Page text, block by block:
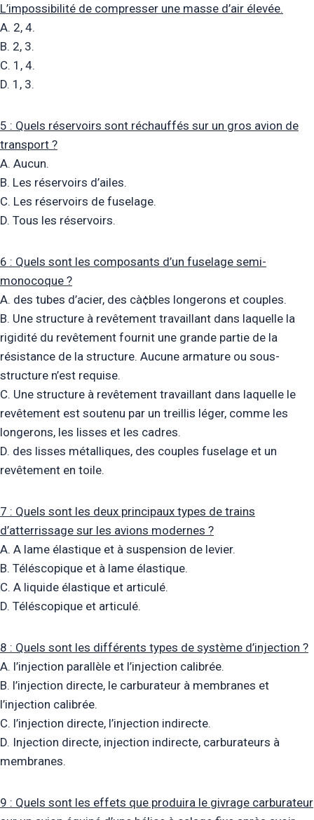
L’impossibilité de compresser une masse d’air élevée.
A. 2, 4.
B. 2, 3.
C. 1, 4.
D. 1, 3.
5 : Quels réservoirs sont réchauffés sur un gros avion de
transport ?
A. Aucun.
B. Les réservoirs d’ailes.
C. Les réservoirs de fuselage.
D. Tous les réservoirs.
6 : Quels sont les composants d’un fuselage semi-
monocoque ?
A. des tubes d’acier, des cà¢bles longerons et couples.
B. Une structure à revêtement travaillant dans laquelle la
rigidité du revêtement fournit une grande partie de la
résistance de la structure. Aucune armature ou sous-
structure n’est requise.
C. Une structure à revêtement travaillant dans laquelle le
revêtement est soutenu par un treillis léger, comme les
longerons, les lisses et les cadres.
D. des lisses métalliques, des couples fuselage et un
revêtement en toile.
7 : Quels sont les deux principaux types de trains
d’atterrissage sur les avions modernes ?
A. A lame élastique et à suspension de levier.
B. Téléscopique et à lame élastique.
C. A liquide élastique et articulé.
D. Téléscopique et articulé.
8 : Quels sont les différents types de système d’injection ?
A. l’injection parallèle et l’injection calibrée.
B. l’injection directe, le carburateur à membranes et
l’injection calibrée.
C. l’injection directe, l’injection indirecte.
D. Injection directe, injection indirecte, carburateurs à
membranes.
9 : Quels sont les effets que produira le givrage carburateur